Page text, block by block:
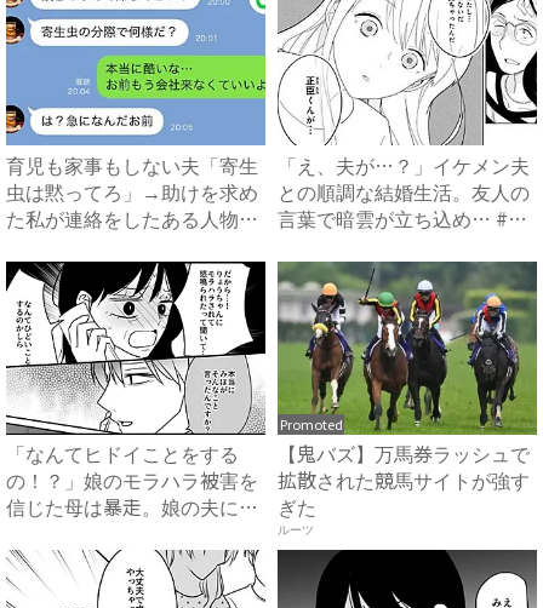
育児も家事もしない夫「寄生
虫は黙ってろ」→助けを求め
た私が連絡をしたある人物と
「え、夫が…？」イケメン夫
との順調な結婚生活。友人の
言葉で暗雲が立ち込め… #
「なんてヒドイことをする
の！？」娘のモラハラ被害を
信じた母は暴走。娘の夫に電
Promoted
【鬼バズ】万馬券ラッシュで
拡散された競馬サイトが強す
ぎた
ルーツ